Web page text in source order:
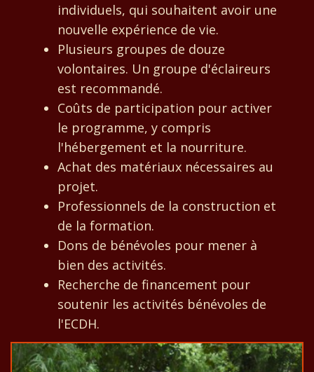
individuels, qui souhaitent avoir une
nouvelle expérience de vie.
Plusieurs groupes de douze
volontaires. Un groupe d'éclaireurs
est recommandé.
Coûts de participation pour activer
le programme, y compris
l'hébergement et la nourriture.
Achat des matériaux nécessaires au
projet.
Professionnels de la construction et
de la formation.
Dons de bénévoles pour mener à
bien des activités.
Recherche de financement pour
soutenir les activités bénévoles de
l'ECDH.